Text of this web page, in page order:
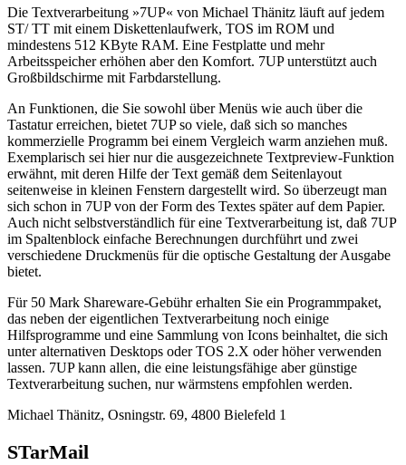
Die Textverarbeitung »7UP« von Michael Thänitz läuft auf jedem
ST/ TT mit einem Diskettenlaufwerk, TOS im ROM und
mindestens 512 KByte RAM. Eine Festplatte und mehr
Arbeitsspeicher erhöhen aber den Komfort. 7UP unterstützt auch
Großbildschirme mit Farbdarstellung.
An Funktionen, die Sie sowohl über Menüs wie auch über die
Tastatur erreichen, bietet 7UP so viele, daß sich so manches
kommerzielle Programm bei einem Vergleich warm anziehen muß.
Exemplarisch sei hier nur die ausgezeichnete Textpreview-Funktion
erwähnt, mit deren Hilfe der Text gemäß dem Seitenlayout
seitenweise in kleinen Fenstern dargestellt wird. So überzeugt man
sich schon in 7UP von der Form des Textes später auf dem Papier.
Auch nicht selbstverständlich für eine Textverarbeitung ist, daß 7UP
im Spaltenblock einfache Berechnungen durchführt und zwei
verschiedene Druckmenüs für die optische Gestaltung der Ausgabe
bietet.
Für 50 Mark Shareware-Gebühr erhalten Sie ein Programmpaket,
das neben der eigentlichen Textverarbeitung noch einige
Hilfsprogramme und eine Sammlung von Icons beinhaltet, die sich
unter alternativen Desktops oder TOS 2.X oder höher verwenden
lassen. 7UP kann allen, die eine leistungsfähige aber günstige
Textverarbeitung suchen, nur wärmstens empfohlen werden.
Michael Thänitz, Osningstr. 69, 4800 Bielefeld 1
STarMail